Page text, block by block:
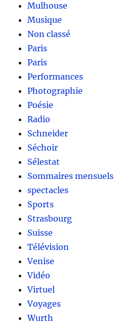
Mulhouse
Musique
Non classé
Paris
Paris
Performances
Photographie
Poésie
Radio
Schneider
Séchoir
Sélestat
Sommaires mensuels
spectacles
Sports
Strasbourg
Suisse
Télévision
Venise
Vidéo
Virtuel
Voyages
Wurth